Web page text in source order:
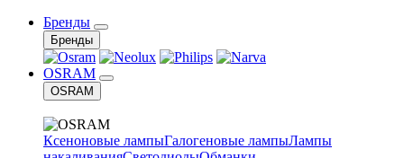
Бренды
Бренды
OSRAM
OSRAM
Ксеноновые лампыГалогеновые лампыЛампы